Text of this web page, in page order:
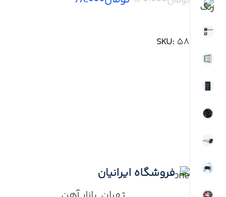
SKU: 58
فروشگاه ایرانیان